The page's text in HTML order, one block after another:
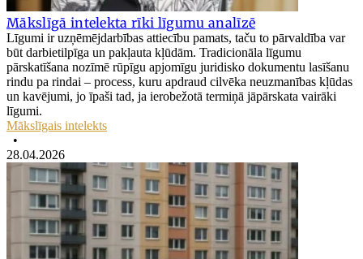
Mākslīgā intelekta rīki līgumu analīzē
Līgumi ir uzņēmējdarbības attiecību pamats, taču to pārvaldība var
būt darbietilpīga un pakļauta kļūdām. Tradicionāla līgumu
pārskatīšana nozīmē rūpīgu apjomīgu juridisko dokumentu lasīšanu
rindu pa rindai – process, kuru apdraud cilvēka neuzmanības kļūdas
un kavējumi, jo īpaši tad, ja ierobežotā termiņā jāpārskata vairāki
līgumi.
Mākslīgais intelekts
•
28.04.2026